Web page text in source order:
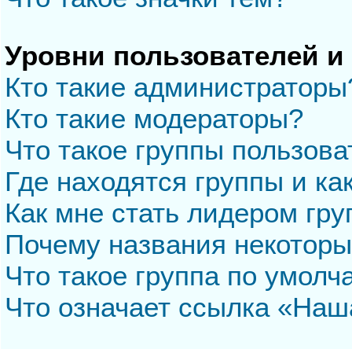
Уровни пользователей
Кто такие
Кто такие модераторы?
Что такое группы
Где находятся группы и
Как мне стать лидером
Почему названия
Что такое группа по
Что означает ссылка